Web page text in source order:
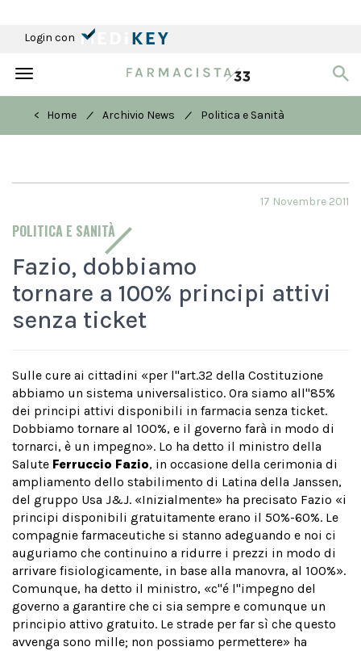
Login con
Toggle
< Home
/ Archivio News / Politica e Sanità
POLITICA E SANITÀ
17 Novembre 2011
Fazio, dobbiamo
tornare a 100% principi attivi
senza ticket
Sulle cure ai cittadini «per l''art.32 della Costituzione
abbiamo un sistema universalistico. Ora siamo all''85%
dei principi attivi disponibili in farmacia senza ticket.
Dobbiamo tornare al 100%, e il governo farà in modo di
tornarci, è un impegno». Lo ha detto il ministro della
Salute Ferruccio Fazio, in occasione della cerimonia di
ampliamento dello stabilimento di Latina della Janssen,
del gruppo Usa J&J. «Inizialmente» ha precisato Fazio «i
principi disponibili gratuitamente erano il 50%-60%. Le
compagnie farmaceutiche si stanno adeguando e noi ci
auguriamo che continuino a ridurre i prezzi in modo di
arrivare fisiologicamente, in base alla manovra, al 100%».
Comunque, ha detto il ministro, «c''é l''impegno del
governo a garantire che ci sia sempre e comunque un
principio attivo gratuito. Le strade per far sì che questo
avvenga sono mille; non possiamo permettere» ha